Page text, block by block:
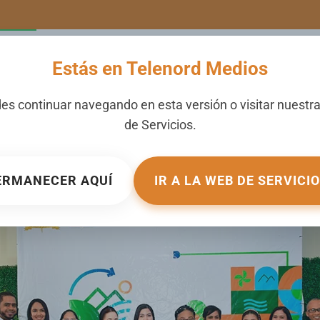
Estás en Telenord Medios
continuar navegando en esta versión o visitar
de Servicios.
AQUÍ IR A LA WEB DE
Limpio, Vida Sana